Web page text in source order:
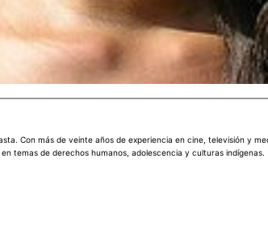
Con más de veinte años de experiencia en cine, televisión y
temas de derechos humanos, adolescencia y culturas indígenas.